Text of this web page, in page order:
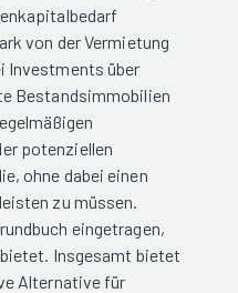
von der Vermietung
Investments über
Bestandsimmobilien
potenziellen
ohne dabei einen
zu müssen.
eingetragen,
Insgesamt bietet
Alternative für